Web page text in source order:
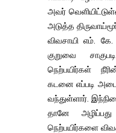
அவர்
அடுத்த
விவசாயி எம். கே.
குறுவை
நெற்பயிர்கள்
கடனை எப்படி
வந்துள்ளார்.
தானே
நெற்பயிர்களை